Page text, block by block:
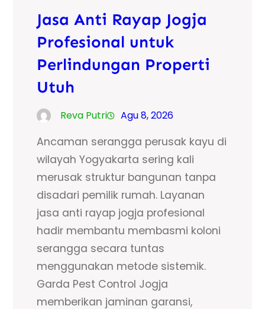
Jasa Anti Rayap Jogja
Profesional untuk
Perlindungan Properti
Utuh
Reva Putri Agu 8, 2026
Ancaman serangga perusak kayu di
wilayah Yogyakarta sering kali
merusak struktur bangunan tanpa
disadari pemilik rumah. Layanan
jasa anti rayap jogja profesional
hadir membantu membasmi koloni
serangga secara tuntas
menggunakan metode sistemik.
Garda Pest Control Jogja
memberikan jaminan garansi,